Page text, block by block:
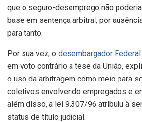
que o seguro-desemprego não
base em sentença arbitral, por
para tanto.
Por sua vez, o desembargador
em voto contrário à tese da União,
o uso da arbitragem como meio para
coletivos envolvendo empregados e
além disso, a lei 9.307/96 atribuiu à
status de título judicial.